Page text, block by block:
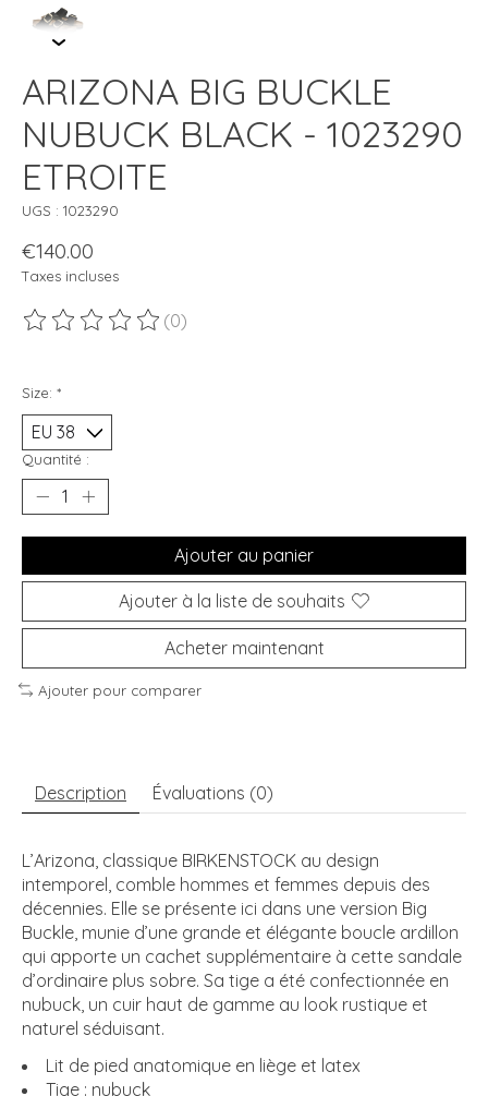
ARIZONA BIG BUCKLE
NUBUCK BLACK - 1023290
ETROITE
UGS : 1023290
€140.00
Taxes incluses
Ce produit est évalué à
(0)
Size: *
Quantité :
Ajouter au panier
Ajouter à la liste de souhaits
Acheter maintenant
Ajouter pour comparer
Description Évaluations (0)
L’Arizona, classique BIRKENSTOCK au design
intemporel, comble hommes et femmes depuis des
décennies. Elle se présente ici dans une version Big
Buckle, munie d’une grande et élégante boucle ardillon
qui apporte un cachet supplémentaire à cette sandale
d’ordinaire plus sobre. Sa tige a été confectionnée en
nubuck, un cuir haut de gamme au look rustique et
naturel séduisant.
Lit de pied anatomique en liège et latex
Tige : nubuck